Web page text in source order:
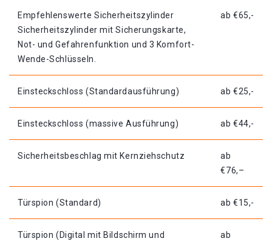
Empfehlenswerte Sicherheitszylinder
Sicherheitszylinder mit Sicherungskarte,
Not- und Gefahrenfunktion und 3 Komfort-
Wende-Schlüsseln.
ab €65,-
Einsteckschloss (Standardausführung) ab €25,-
Einsteckschloss (massive Ausführung) ab €44,-
Sicherheitsbeschlag mit Kernziehschutz
ab
€76,–
Türspion (Standard) ab €15,-
Türspion (Digital mit Bildschirm und
ab